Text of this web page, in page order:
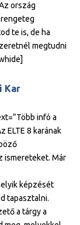
ország
te is, de ha
megtudni
Kar
infó a
ELTE 8 karának
ismereteket. Már
képzését
tapasztalni.
a tárgy a